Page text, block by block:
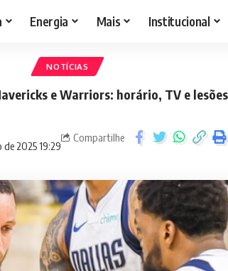
Energia Mais Institucional
NOTÍCIAS
e Warriors: horário, TV e lesões
2025 19:29
Compartilhe